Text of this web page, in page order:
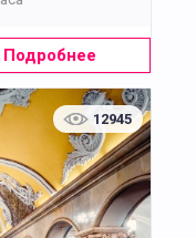
и ищут
участник
торт, а
памятных
Подробнее
12945